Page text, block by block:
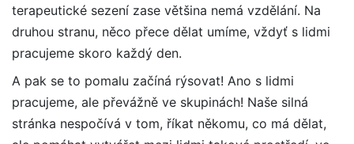
terapeutické sezení zase většina nemá vzdělání. Na
druhou stranu, něco přece dělat umíme, vždyť s lidmi
pracujeme skoro každý den.
A pak se to pomalu začíná rýsovat! Ano s lidmi
pracujeme, ale převážně ve skupinách! Naše silná
stránka nespočívá v tom, říkat někomu, co má dělat,